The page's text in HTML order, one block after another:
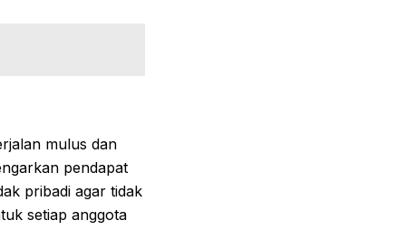
mulus dan
pendapat
pribadi agar tidak
setiap anggota